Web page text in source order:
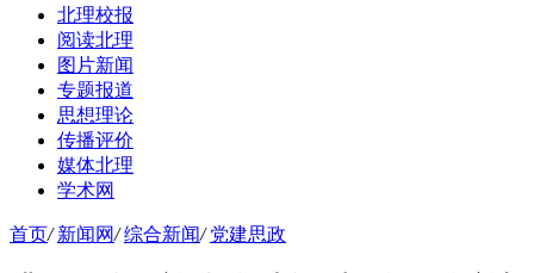
北理校报
阅读北理
图片新闻
专题报道
思想理论
传播评价
媒体北理
学术网
首页/ 新闻网/ 综合新闻/ 党建思政